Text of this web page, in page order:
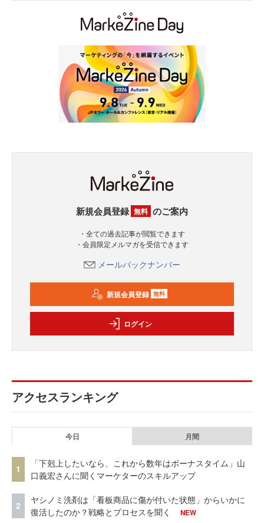
新規会員登録 無料 のご案内
・全ての過去記事が閲覧できます
・会員限定メルマガを受信できます
メールバックナンバー
新規会員登録 無料
ログイン
アクセスランキング
今日 月間
1
「下剋上したいなら、これから数年はボーナスタイム」山
口義宏さんに聞くマーケターのスキルアップ
2
ヤシノミ洗剤は「看板商品に傷が付いた状態」からいかに
復活したのか？戦略とプロセスを聞く
NEW